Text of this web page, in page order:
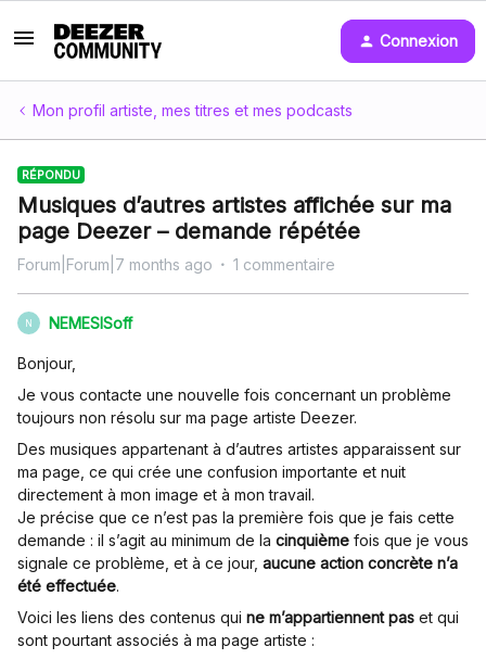
Connexion
Mon profil artiste, mes titres et mes podcasts
RÉPONDU
Musiques d’autres artistes affichée sur ma
page Deezer – demande répétée
Forum|Forum|7 months ago 1 commentaire
N NEMESISoff
Bonjour,
Je vous contacte une nouvelle fois concernant un problème
toujours non résolu sur ma page artiste Deezer.
Des musiques appartenant à d’autres artistes apparaissent sur
ma page, ce qui crée une confusion importante et nuit
directement à mon image et à mon travail.
Je précise que ce n’est pas la première fois que je fais cette
demande : il s’agit au minimum de la cinquième fois que je vous
signale ce problème, et à ce jour, aucune action concrète n’a
été effectuée.
Voici les liens des contenus qui ne m’appartiennent pas et qui
sont pourtant associés à ma page artiste :